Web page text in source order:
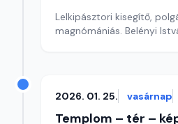
Lelkipásztori kisegítő,
magnómániás. Belényi
2026. 01. 25. vasárnap
Templom – tér –